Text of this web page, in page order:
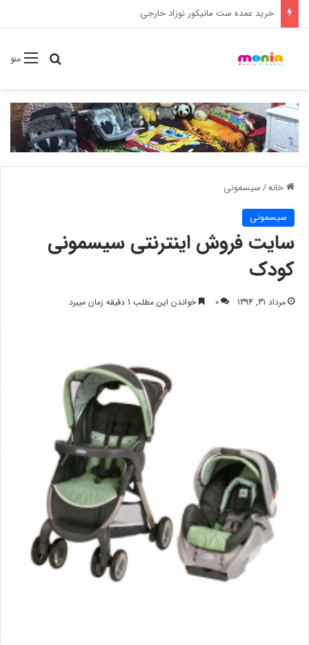
خرید شامپو سر و بدن 500 میل کودک موستلا
منوجستجو
خانه/سیسمونی
سیسمونی
سایت فروش اینترنتی سیسمونی
کودک
مرداد 31, 1394 0 خواندن این مطلب 1 دقیقه زمان میبرد